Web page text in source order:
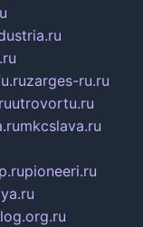
zarges-ru.ru
utrovortu.ru
mkcslava.ru
pioneeri.ru